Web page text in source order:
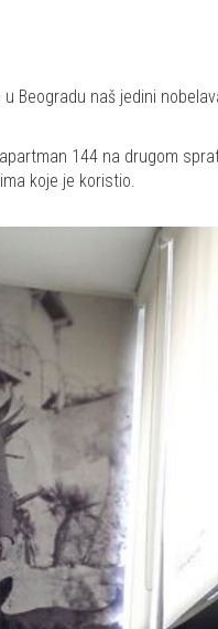
Beogradu naš jedini
144 na drugom
koje je koristio.